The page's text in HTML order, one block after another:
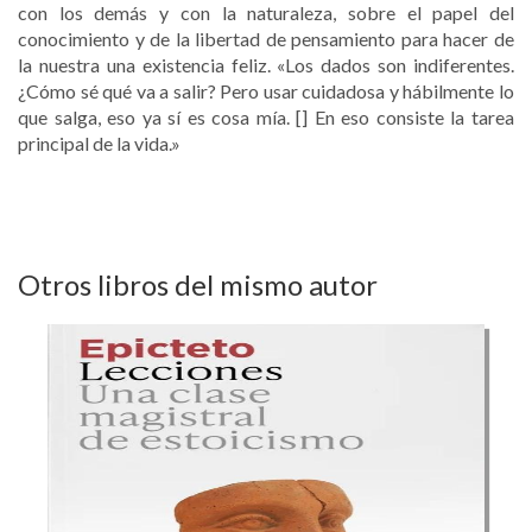
con los demás y con la naturaleza, sobre el papel del
conocimiento y de la libertad de pensamiento para hacer de
la nuestra una existencia feliz. «Los dados son indiferentes.
¿Cómo sé qué va a salir? Pero usar cuidadosa y hábilmente lo
que salga, eso ya sí es cosa mía. [] En eso consiste la tarea
principal de la vida.»
Otros libros del mismo autor